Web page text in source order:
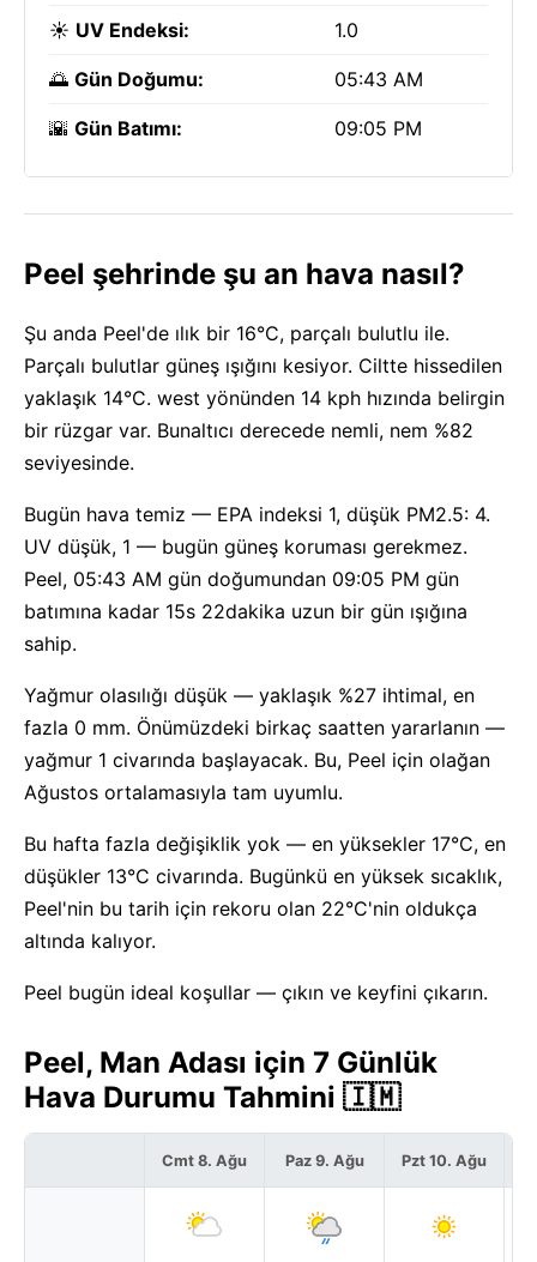
☀️ UV Endeksi: 1.0
🌅 Gün Doğumu: 05:43 AM
🌇 Gün Batımı: 09:05 PM
Peel şehrinde şu an hava nasıl?
Şu anda Peel'de ılık bir 16°C, parçalı bulutlu ile.
Parçalı bulutlar güneş ışığını kesiyor. Ciltte hissedilen
yaklaşık 14°C. west yönünden 14 kph hızında belirgin
bir rüzgar var. Bunaltıcı derecede nemli, nem %82
seviyesinde.
Bugün hava temiz — EPA indeksi 1, düşük PM2.5: 4.
UV düşük, 1 — bugün güneş koruması gerekmez.
Peel, 05:43 AM gün doğumundan 09:05 PM gün
batımına kadar 15s 22dakika uzun bir gün ışığına
sahip.
Yağmur olasılığı düşük — yaklaşık %27 ihtimal, en
fazla 0 mm. Önümüzdeki birkaç saatten yararlanın —
yağmur 1 civarında başlayacak. Bu, Peel için olağan
Ağustos ortalamasıyla tam uyumlu.
Bu hafta fazla değişiklik yok — en yüksekler 17°C, en
düşükler 13°C civarında. Bugünkü en yüksek sıcaklık,
Peel'nin bu tarih için rekoru olan 22°C'nin oldukça
altında kalıyor.
Peel bugün ideal koşullar — çıkın ve keyfini çıkarın.
Peel, Man Adası için 7 Günlük
Hava Durumu Tahmini 🇮🇲
Cmt 8. Ağu Paz 9. Ağu Pzt 10. Ağu